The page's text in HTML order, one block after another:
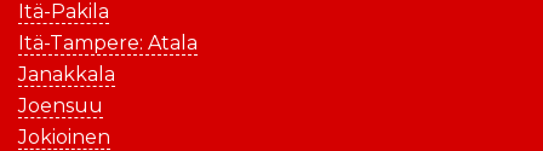
Itä-Pakila
Itä-Tampere: Atala
Janakkala
Joensuu
Jokioinen